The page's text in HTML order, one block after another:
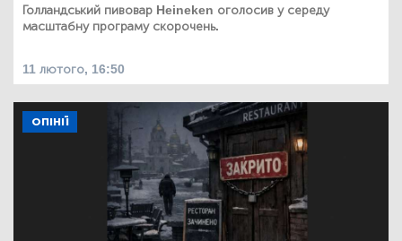
Голландський пивовар Heineken оголосив у середу
масштабну програму скорочень.
11 лютого, 16:50
ОПІНІЇ